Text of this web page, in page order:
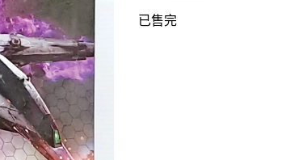
已售完